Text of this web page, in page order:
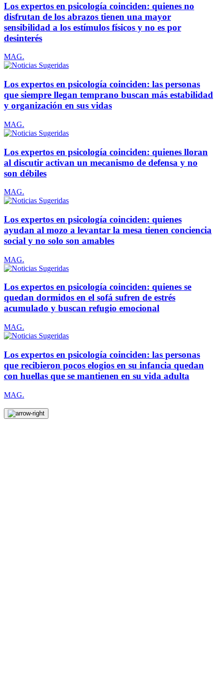
Los expertos en psicología coinciden: quienes no
disfrutan de los abrazos tienen una mayor
sensibilidad a los estímulos físicos y no es por
desinterés
MAG.
Los expertos en psicología coinciden: las personas
que siempre llegan temprano buscan más estabilidad
y organización en sus vidas
MAG.
Los expertos en psicología coinciden: quienes lloran
al discutir activan un mecanismo de defensa y no
son débiles
MAG.
Los expertos en psicología coinciden: quienes
ayudan al mozo a levantar la mesa tienen conciencia
social y no solo son amables
MAG.
Los expertos en psicología coinciden: quienes se
quedan dormidos en el sofá sufren de estrés
acumulado y buscan refugio emocional
MAG.
Los expertos en psicología coinciden: las personas
que recibieron pocos elogios en su infancia quedan
con huellas que se mantienen en su vida adulta
MAG.